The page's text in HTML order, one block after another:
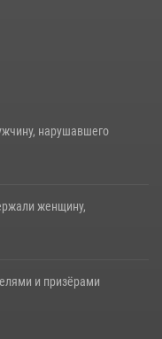
нарушавшего
женщину,
и призёрами